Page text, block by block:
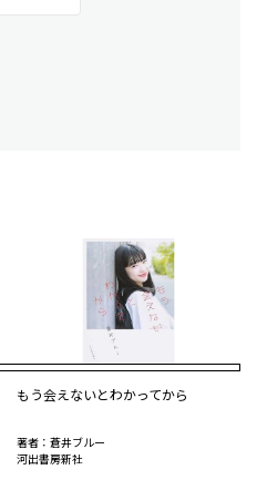
もう会えないとわかってから
著者：蒼井ブルー
河出書房新社